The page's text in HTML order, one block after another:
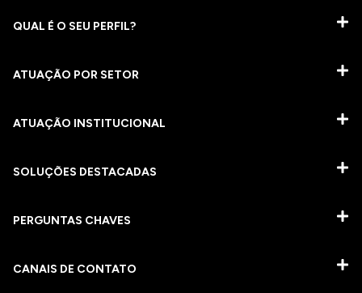
QUAL É O SEU PERFIL?
ATUAÇÃO POR SETOR
ATUAÇÃO INSTITUCIONAL
SOLUÇÕES DESTACADAS
PERGUNTAS CHAVES​
CANAIS DE CONTATO